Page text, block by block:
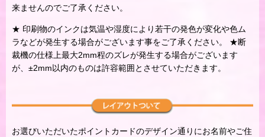
来ませんのでご了承ください。
★ 印刷物のインクは気温や湿度により若干の発色が変化や色ム
ラなどが発生する場合がございます事をご了承ください。 ★断
裁機の仕様上最大2mm程のズレが発生する場合がございます
が、±2mm以内のものは許容範囲とさせていただきます。
お選びいただいたポイントカードのデザイン通りにお名前やご住